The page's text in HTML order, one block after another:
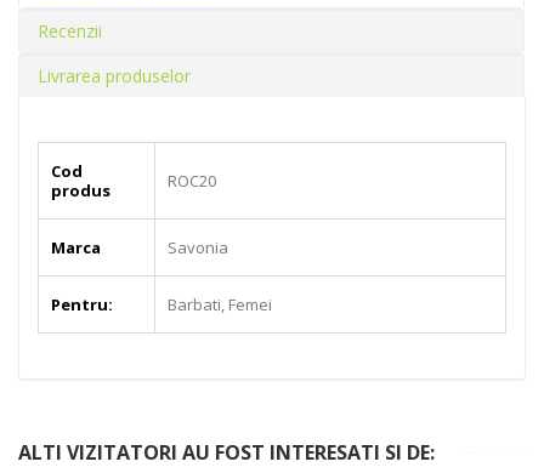
Recenzii
Livrarea produselor
Cod
produs
ROC20
Marca Savonia
Pentru: Barbati, Femei
ALTI VIZITATORI AU FOST INTERESATI SI DE: